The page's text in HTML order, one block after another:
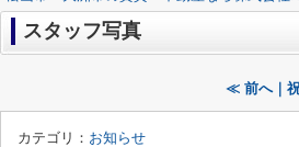
スタッフ写真
≪ 前へ｜
カテゴリ： お知らせ